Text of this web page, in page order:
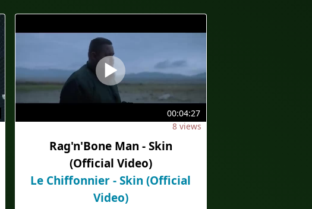
00:04:27
8 views
Rag'n'Bone Man - Skin
(Official Video)
Le Chiffonnier - Skin (Official
Video)